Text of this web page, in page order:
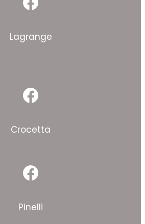
Facebook
Lagrange
Facebook
Crocetta
Facebook
Pinelli